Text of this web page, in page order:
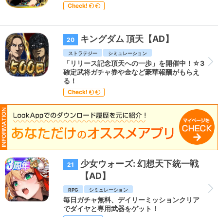
Check!
20 キングダム 頂天【AD】
ストラテジー シミュレーション
「リリース記念頂天への一歩」を開催中！☆3
確定武将ガチャ券や金など豪華報酬がもらえ
る！
Check!
21
少女ウォーズ: 幻想天下統一戦
【AD】
RPG シミュレーション
毎日ガチャ無料、デイリーミッションクリア
でダイヤと専用武器をゲット！